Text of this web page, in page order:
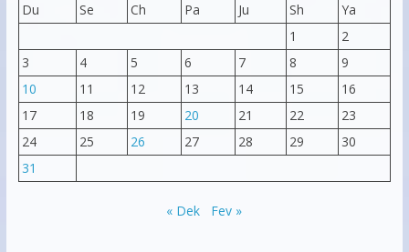
Du
Se Ch Pa Ju Sh
Ya
1
2
3
4 5 6 7 8
9
10
11 12 13 14 15
16
17
18 19 20 21 22
23
24
25 26 27 28 29
30
31
« Dek Fev »